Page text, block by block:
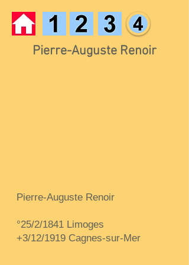
Pierre-Auguste Renoir
Pierre-Auguste Renoir
°25/2/1841 Limoges
+3/12/1919 Cagnes-sur-Mer